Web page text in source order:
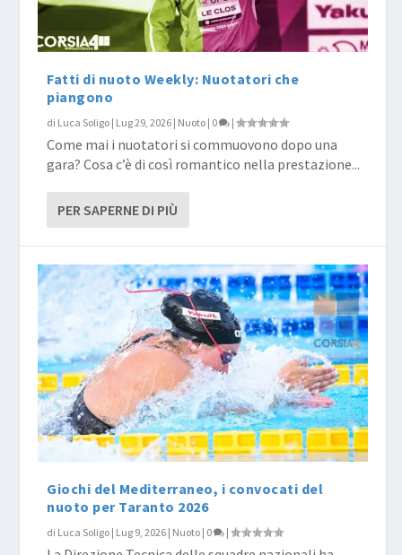
Fatti di nuoto Weekly: Nuotatori che
piangono
di Luca Soligo | Lug 29, 2026 | Nuoto | 0 |
Come mai i nuotatori si commuovono dopo una
gara? Cosa c’è di così romantico nella prestazione...
PER SAPERNE DI PIÙ
Giochi del Mediterraneo, i convocati del
nuoto per Taranto 2026
di Luca Soligo | Lug 9, 2026 | Nuoto | 0 |